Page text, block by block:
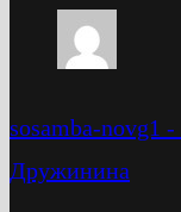
sosamba-novg1 -
Дружинина